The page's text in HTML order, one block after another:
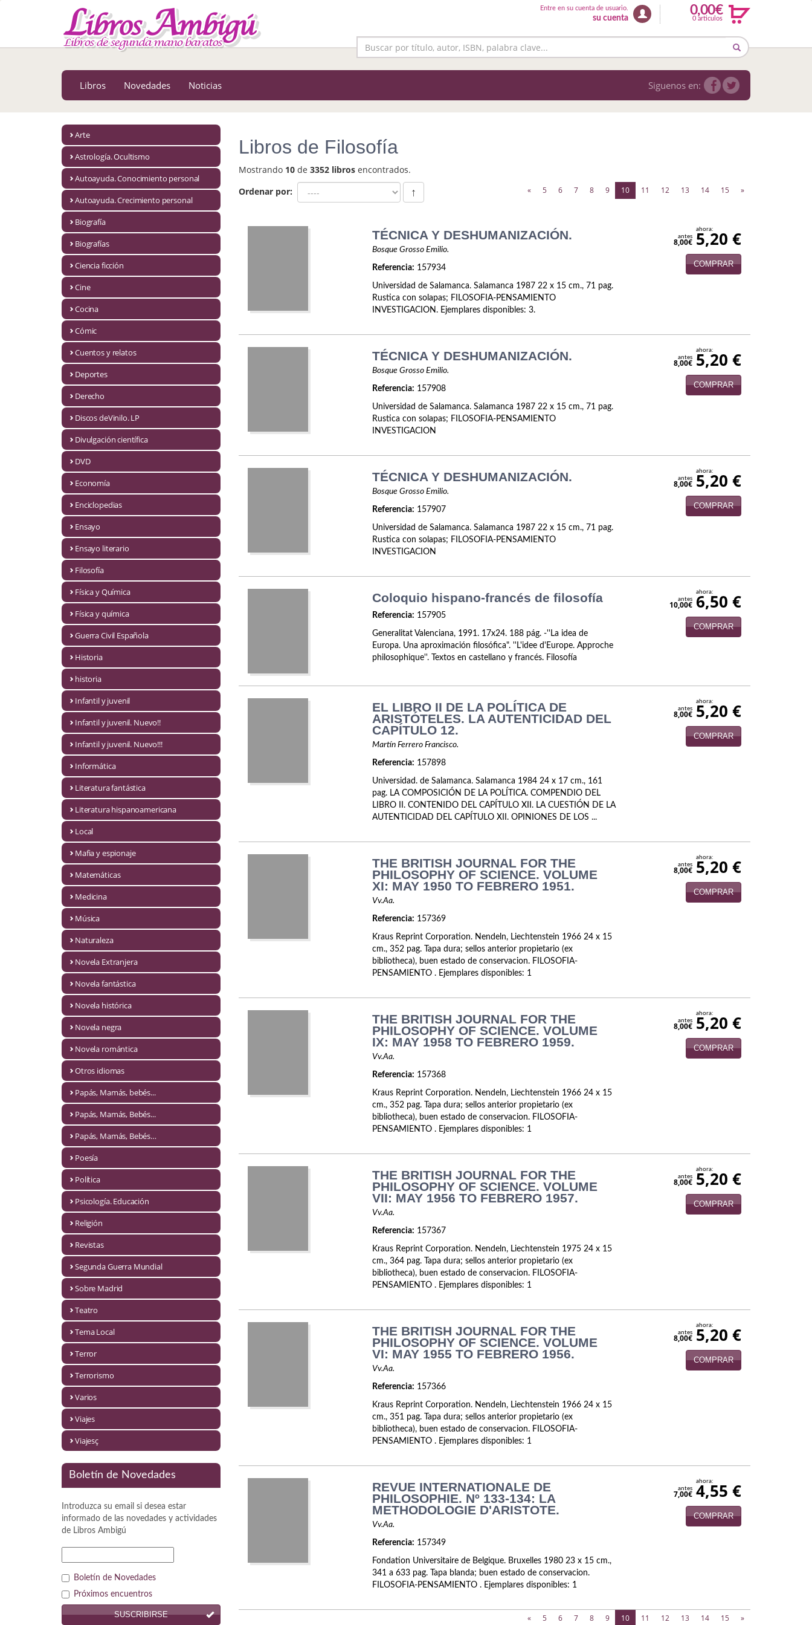
MENÚ PRINCIPAL
Astrología. Ocultismo
Autoayuda. Conocimiento personal
Autoayuda. Crecimiento personal
Ciencia ficción
Cuentos y relatos
Discos deVinilo. LP
Divulgación científica
Ensayo literario
Guerra Civil Española
Infantil y juvenil
Infantil y juvenil. Nuevo!!
Infantil y juvenil. Nuevo!!!
Literatura fantástica
Literatura hispanoamericana
Mafia y espionaje
Novela Extranjera
Novela fantástica
Novela romántica
Otros idiomas
Papás, Mamás, bebés...
Papás, Mamás, Bebés...
Papás, Mamás, Bebés…
Psicología. Educación
Segunda Guerra Mundial
Entre en su cuenta de usuario.
su cuenta
0,00€
0 articulos
Libros Novedades Noticias Siguenos en:
Arte
Astrología. Ocultismo
Autoayuda. Conocimiento personal
Autoayuda. Crecimiento personal
Biografía
Biografías
Ciencia ficción
Cine
Cocina
Cómic
Cuentos y relatos
Deportes
Derecho
Discos deVinilo. LP
Divulgación científica
DVD
Economía
Enciclopedias
Ensayo
Ensayo literario
Filosofía
Física y Química
Física y química
Guerra Civil Española
Historia
historia
Infantil y juvenil
Infantil y juvenil. Nuevo!!
Infantil y juvenil. Nuevo!!!
Informática
Literatura fantástica
Literatura hispanoamericana
Local
Mafia y espionaje
Matemáticas
Medicina
Música
Naturaleza
Novela Extranjera
Novela fantástica
Novela histórica
Novela negra
Novela romántica
Otros idiomas
Papás, Mamás, bebés...
Papás, Mamás, Bebés...
Papás, Mamás, Bebés…
Poesía
Política
Psicología. Educación
Religión
Revistas
Segunda Guerra Mundial
Sobre Madrid
Teatro
Tema Local
Terror
Terrorismo
Varios
Viajes
Viajesç
Boletín de Novedades
Introduzca su email si desea estar
informado de las novedades y actividades
de Libros Ambigú
Boletín de Novedades
Próximos encuentros
SUSCRIBIRSE
Libros de Filosofía
Mostrando 10de 3352 librosencontrados.
Ordenar por:
↑ « 5 6 7 8 9 10(current)
11 12 13 14 15 »
TÉCNICA Y DESHUMANIZACIÓN.
Bosque Grosso Emilio.
Referencia: 157934
Universidad de Salamanca. Salamanca 1987 22 x 15 cm., 71 pag.
Rustica con solapas; FILOSOFIA-PENSAMIENTO
INVESTIGACION. Ejemplares disponibles: 3.
antes
8,00€
ahora:
5,20 €
COMPRAR
TÉCNICA Y DESHUMANIZACIÓN.
Bosque Grosso Emilio.
Referencia: 157908
Universidad de Salamanca. Salamanca 1987 22 x 15 cm., 71 pag.
Rustica con solapas; FILOSOFIA-PENSAMIENTO
INVESTIGACION
antes
8,00€
ahora:
5,20 €
COMPRAR
TÉCNICA Y DESHUMANIZACIÓN.
Bosque Grosso Emilio.
Referencia: 157907
Universidad de Salamanca. Salamanca 1987 22 x 15 cm., 71 pag.
Rustica con solapas; FILOSOFIA-PENSAMIENTO
INVESTIGACION
antes
8,00€
ahora:
5,20 €
COMPRAR
Coloquio hispano-francés de filosofía
Referencia: 157905
Generalitat Valenciana, 1991. 17x24. 188 pág. -''La idea de
Europa. Una aproximación filosófica". ''L'idee d'Europe. Approche
philosophique''. Textos en castellano y francés. Filosofía
antes
10,00€
ahora:
6,50 €
COMPRAR
EL LIBRO II DE LA POLÍTICA DE
ARISTÓTELES. LA AUTENTICIDAD DEL
CAPÍTULO 12.
Martín Ferrero Francisco.
Referencia: 157898
Universidad. de Salamanca. Salamanca 1984 24 x 17 cm., 161
pag. LA COMPOSICIÓN DE LA POLÍTICA. COMPENDIO DEL
LIBRO II. CONTENIDO DEL CAPÍTULO XII. LA CUESTIÓN DE LA
AUTENTICIDAD DEL CAPÍTULO XII. OPINIONES DE LOS ...
antes
8,00€
ahora:
5,20 €
COMPRAR
THE BRITISH JOURNAL FOR THE
PHILOSOPHY OF SCIENCE. VOLUME
XI: MAY 1950 TO FEBRERO 1951.
Vv.Aa.
Referencia: 157369
Kraus Reprint Corporation. Nendeln, Liechtenstein 1966 24 x 15
cm., 352 pag. Tapa dura; sellos anterior propietario (ex
bibliotheca), buen estado de conservacion. FILOSOFIA-
PENSAMIENTO . Ejemplares disponibles: 1
antes
8,00€
ahora:
5,20 €
COMPRAR
THE BRITISH JOURNAL FOR THE
PHILOSOPHY OF SCIENCE. VOLUME
IX: MAY 1958 TO FEBRERO 1959.
Vv.Aa.
Referencia: 157368
Kraus Reprint Corporation. Nendeln, Liechtenstein 1966 24 x 15
cm., 352 pag. Tapa dura; sellos anterior propietario (ex
bibliotheca), buen estado de conservacion. FILOSOFIA-
PENSAMIENTO . Ejemplares disponibles: 1
antes
8,00€
ahora:
5,20 €
COMPRAR
THE BRITISH JOURNAL FOR THE
PHILOSOPHY OF SCIENCE. VOLUME
VII: MAY 1956 TO FEBRERO 1957.
Vv.Aa.
Referencia: 157367
Kraus Reprint Corporation. Nendeln, Liechtenstein 1975 24 x 15
cm., 364 pag. Tapa dura; sellos anterior propietario (ex
bibliotheca), buen estado de conservacion. FILOSOFIA-
PENSAMIENTO . Ejemplares disponibles: 1
antes
8,00€
ahora:
5,20 €
COMPRAR
THE BRITISH JOURNAL FOR THE
PHILOSOPHY OF SCIENCE. VOLUME
VI: MAY 1955 TO FEBRERO 1956.
Vv.Aa.
Referencia: 157366
Kraus Reprint Corporation. Nendeln, Liechtenstein 1966 24 x 15
cm., 351 pag. Tapa dura; sellos anterior propietario (ex
bibliotheca), buen estado de conservacion. FILOSOFIA-
PENSAMIENTO . Ejemplares disponibles: 1
antes
8,00€
ahora:
5,20 €
COMPRAR
REVUE INTERNATIONALE DE
PHILOSOPHIE. Nº 133-134: LA
METHODOLOGIE D'ARISTOTE.
Vv.Aa.
Referencia: 157349
Fondation Universitaire de Belgique. Bruxelles 1980 23 x 15 cm.,
341 a 633 pag. Tapa blanda; buen estado de conservacion.
FILOSOFIA-PENSAMIENTO . Ejemplares disponibles: 1
antes
7,00€
ahora:
4,55 €
COMPRAR
« 5 6 7 8 9 10(current)
11 12 13 14 15 »